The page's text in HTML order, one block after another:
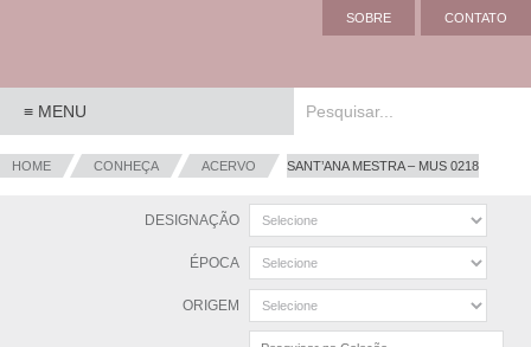
SOBRE CONTATO
HOME CONHEÇA ACERVO SANT’ANA MESTRA – MUS 0218
DESIGNAÇÃO
ÉPOCA
ORIGEM